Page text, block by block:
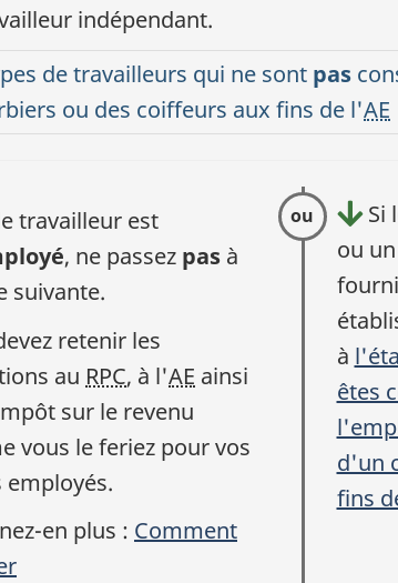
indépendant.
de travailleurs qui ne sont pas
ou des coiffeurs aux fins de l'AE
travailleur est
, ne passez pas à
suivante.
retenir les
au RPC, à l'AE ainsi
sur le revenu
vous le feriez pour vos
employés.
en plus : Comment
Si
ou
à
êtes
d'un
fins